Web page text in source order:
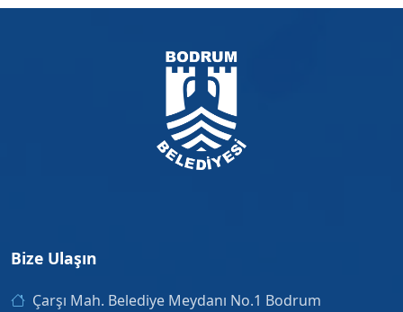
Bize Ulaşın
Çarşı Mah. Belediye Meydanı No.1 Bodrum